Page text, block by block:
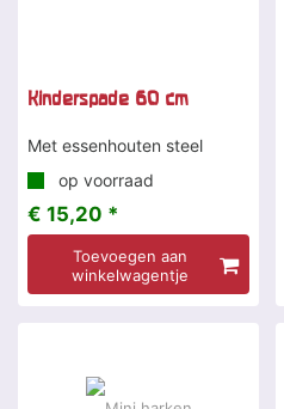
Kinderspade 60 cm
Met essenhouten steel
op voorraad
€ 15,20 *
Toevoegen aan
winkelwagentje